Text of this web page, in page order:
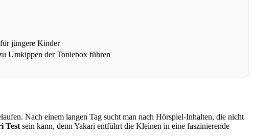
jüngere Kinder
Umkippen der Toniebox führen
Nach einem langen Tag sucht man nach Hörspiel-Inhalten, die nicht
Test sein kann, denn Yakari entführt die Kleinen in eine faszinierende